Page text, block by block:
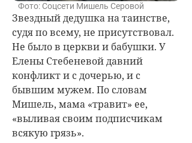
Фото: Соцсети Мишель Серовой
Звездный дедушка на таинстве,
судя по всему, не присутствовал.
Не было в церкви и бабушки. У
Елены Стебеневой давний
конфликт и с дочерью, и с
бывшим мужем. По словам
Мишель, мама «травит» ее,
«выливая своим подписчикам
всякую грязь».